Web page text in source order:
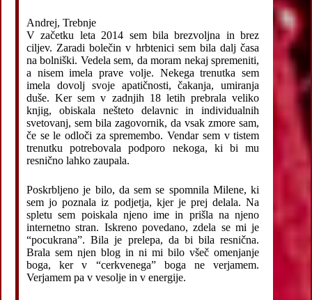
Andrej, Trebnje
V začetku leta 2014 sem bila brezvoljna in brez
ciljev. Zaradi bolečin v hrbtenici sem bila dalj časa
na bolniški. Vedela sem, da moram nekaj spremeniti,
a nisem imela prave volje. Nekega trenutka sem
imela dovolj svoje apatičnosti, čakanja, umiranja
duše. Ker sem v zadnjih 18 letih prebrala veliko
knjig, obiskala nešteto delavnic in individualnih
svetovanj, sem bila zagovornik, da vsak zmore sam,
če se le odloči za spremembo. Vendar sem v tistem
trenutku potrebovala podporo nekoga, ki bi mu
resnično lahko zaupala.
Poskrbljeno je bilo, da sem se spomnila Milene, ki
sem jo poznala iz podjetja, kjer je prej delala. Na
spletu sem poiskala njeno ime in prišla na njeno
internetno stran. Iskreno povedano, zdela se mi je
“pocukrana”. Bila je prelepa, da bi bila resnična.
Brala sem njen blog in ni mi bilo všeč omenjanje
boga, ker v “cerkvenega” boga ne verjamem.
Verjamem pa v vesolje in v energije.